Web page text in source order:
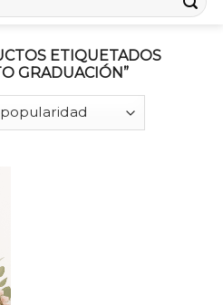
ETIQUETADOS
GRADUACIÓN”